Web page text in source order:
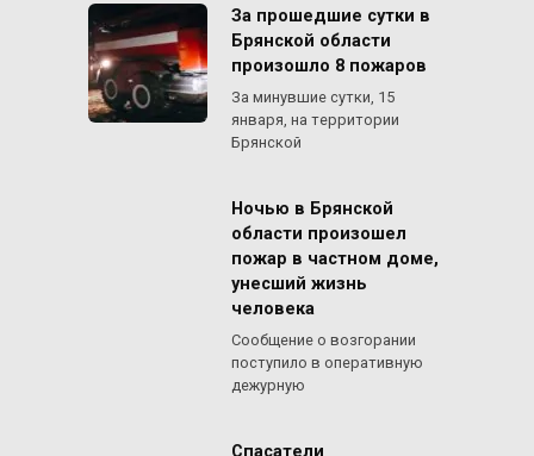
За прошедшие сутки в
Брянской области
произошло 8 пожаров
За минувшие сутки, 15
января, на территории
Брянской
Ночью в Брянской
области произошел
пожар в частном доме,
унесший жизнь
человека
Сообщение о возгорании
поступило в оперативную
дежурную